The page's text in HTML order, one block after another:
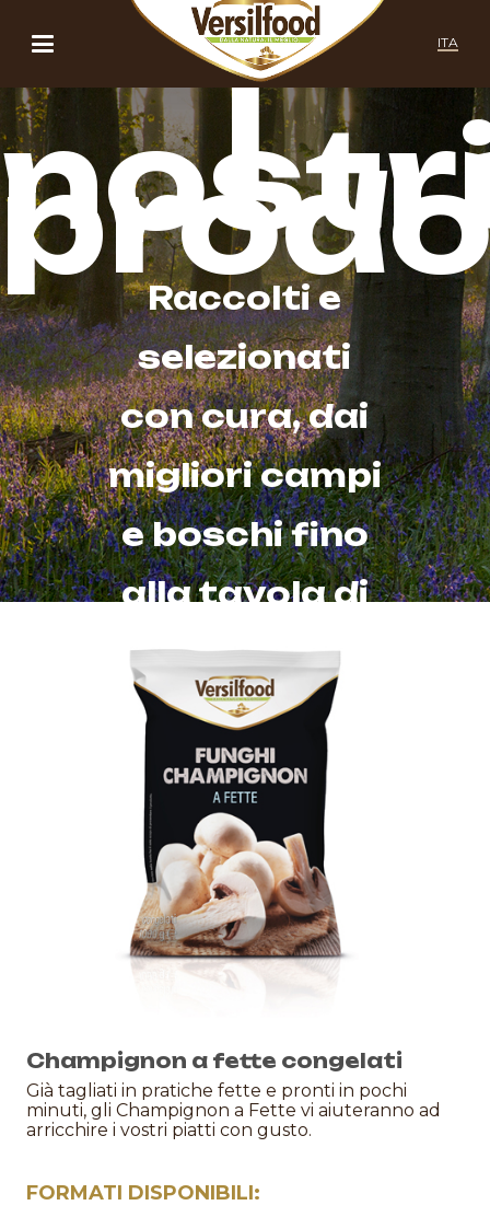
ITA
I
Raccolti e
selezionati
con cura, dai
migliori campi
e boschi fino
alla tavola di
chi sceglie
Versilfood.
Champignon a fette congelati
Già tagliati in pratiche fette e pronti in pochi
minuti, gli Champignon a Fette vi aiuteranno ad
arricchire i vostri piatti con gusto.
FORMATI DISPONIBILI: